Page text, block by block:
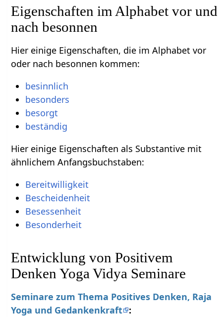
Eigenschaften im Alphabet vor und
nach besonnen
Hier einige Eigenschaften, die im Alphabet vor
oder nach besonnen kommen:
besinnlich
besonders
besorgt
beständig
Hier einige Eigenschaften als Substantive mit
ähnlichem Anfangsbuchstaben:
Bereitwilligkeit
Bescheidenheit
Besessenheit
Besonderheit
Entwicklung von Positivem
Denken Yoga Vidya Seminare
Seminare zum Thema Positives Denken, Raja
Yoga und Gedankenkraft :